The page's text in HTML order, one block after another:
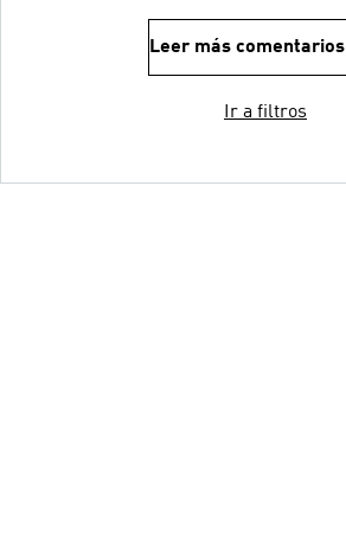
Leer más comentarios
Ir a filtros